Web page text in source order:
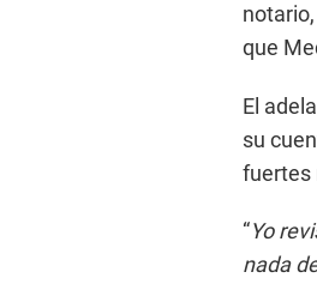
que
El
su
fuertes
“Yo
nada